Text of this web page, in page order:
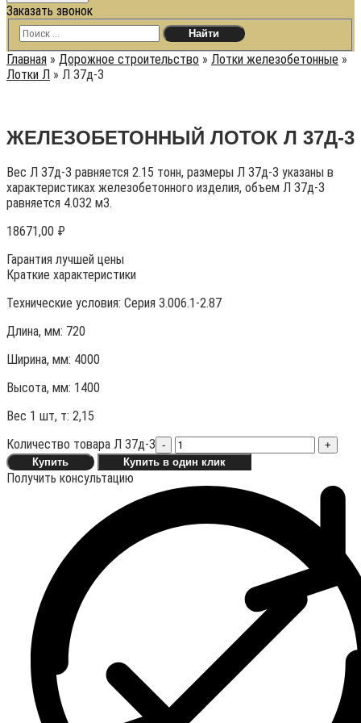
Заказать звонок
Главная » Дорожное строительство » Лотки железобетонные »
Лотки Л » Л 37д-3
ЖЕЛЕЗОБЕТОННЫЙ ЛОТОК Л 37Д-3
Вес Л 37д-3 равняется 2.15 тонн, размеры Л 37д-3 указаны в
характеристиках железобетонного изделия, объем Л 37д-3
равняется 4.032 м3.
18671,00 ₽
Гарантия лучшей цены
Краткие характеристики
Технические условия: Серия 3.006.1-2.87
Длина, мм: 720
Ширина, мм: 4000
Высота, мм: 1400
Вес 1 шт, т: 2,15
Количество товара Л 37д-3 -
+
Купить
Купить в один клик
Получить консультацию